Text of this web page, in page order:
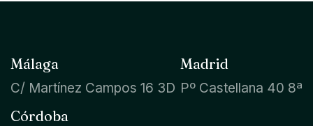
Málaga
C/ Martínez Campos 16 3D
Madrid
Pº Castellana 40 8ª
Córdoba